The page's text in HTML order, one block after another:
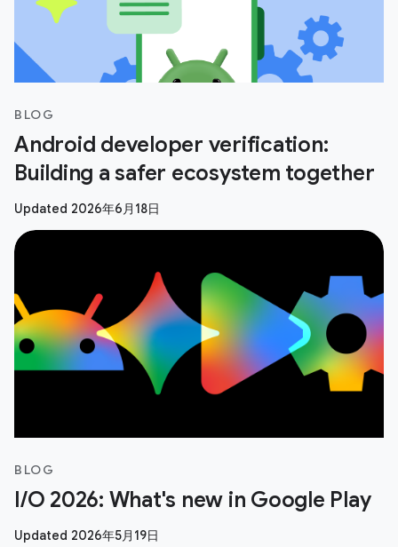
BLOG
Android developer verification:
Building a safer ecosystem together
Updated 2026年6月18日
BLOG
I/O 2026: What's new in Google Play
Updated 2026年5月19日